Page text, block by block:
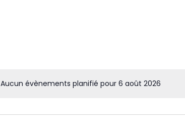
Aucun évènements planifié pour 6 août 2026